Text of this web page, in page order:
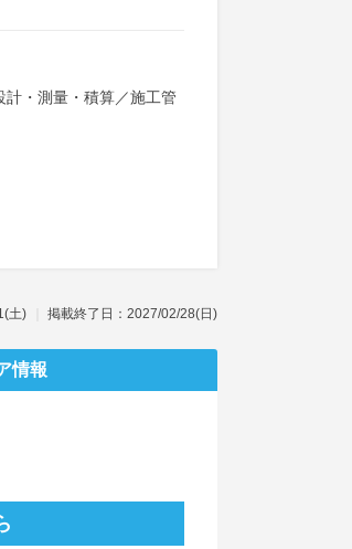
計・測量・積算／施工管
土) 掲載終了日：2027/02/28(日)
情報